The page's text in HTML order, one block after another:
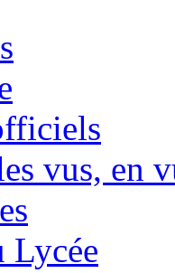
vus, en
Lycée